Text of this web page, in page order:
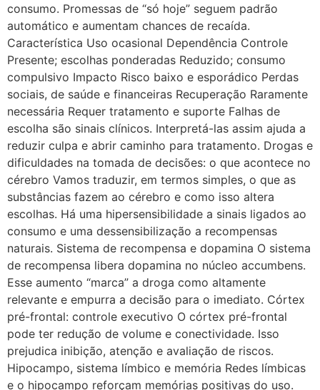
consumo. Promessas de “só hoje” seguem padrão
automático e aumentam chances de recaída.
Característica Uso ocasional Dependência Controle
Presente; escolhas ponderadas Reduzido; consumo
compulsivo Impacto Risco baixo e esporádico Perdas
sociais, de saúde e financeiras Recuperação Raramente
necessária Requer tratamento e suporte Falhas de
escolha são sinais clínicos. Interpretá-las assim ajuda a
reduzir culpa e abrir caminho para tratamento. Drogas e
dificuldades na tomada de decisões: o que acontece no
cérebro Vamos traduzir, em termos simples, o que as
substâncias fazem ao cérebro e como isso altera
escolhas. Há uma hipersensibilidade a sinais ligados ao
consumo e uma dessensibilização a recompensas
naturais. Sistema de recompensa e dopamina O sistema
de recompensa libera dopamina no núcleo accumbens.
Esse aumento “marca” a droga como altamente
relevante e empurra a decisão para o imediato. Córtex
pré-frontal: controle executivo O córtex pré-frontal
pode ter redução de volume e conectividade. Isso
prejudica inibição, atenção e avaliação de riscos.
Hipocampo, sistema límbico e memória Redes límbicas
e o hipocampo reforçam memórias positivas do uso.